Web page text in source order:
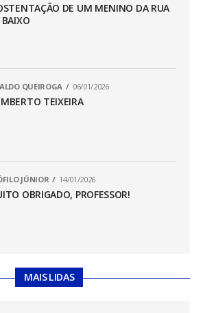
DE UM MENINO DA RUA
BAIXO
QUEIROGA 06/01/2026
TEIXEIRA
JÚNIOR 14/01/2026
OBRIGADO, PROFESSOR!
MAIS LIDAS